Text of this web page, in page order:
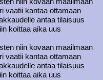
vaatii kantaa ottamaan
antaa tilaisuus
koittaa aika uus
niin kovaan maailmaan
vaatii kantaa ottamaan
antaa tilaisuus
koittaa aika uus